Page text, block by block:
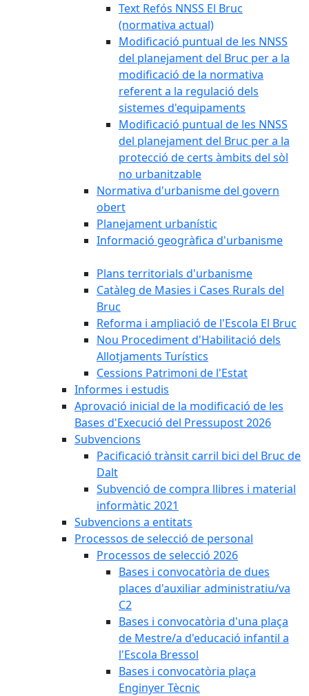
Text Refós NNSS El Bruc
(normativa actual)
Modificació puntual de les NNSS
del planejament del Bruc per a la
modificació de la normativa
referent a la regulació dels
sistemes d'equipaments
Modificació puntual de les NNSS
del planejament del Bruc per a la
protecció de certs àmbits del sòl
no urbanitzable
Normativa d'urbanisme del govern
obert
Planejament urbanístic
Informació geogràfica d'urbanisme
Plans territorials d'urbanisme
Catàleg de Masies i Cases Rurals del
Bruc
Reforma i ampliació de l'Escola El Bruc
Nou Procediment d'Habilitació dels
Allotjaments Turístics
Cessions Patrimoni de l'Estat
Informes i estudis
Aprovació inicial de la modificació de les
Bases d'Execució del Pressupost 2026
Subvencions
Pacificació trànsit carril bici del Bruc de
Dalt
Subvenció de compra llibres i material
informàtic 2021
Subvencions a entitats
Processos de selecció de personal
Processos de selecció 2026
Bases i convocatòria de dues
places d'auxiliar administratiu/va
C2
Bases i convocatòria d'una plaça
de Mestre/a d'educació infantil a
l'Escola Bressol
Bases i convocatòria plaça
Enginyer Tècnic